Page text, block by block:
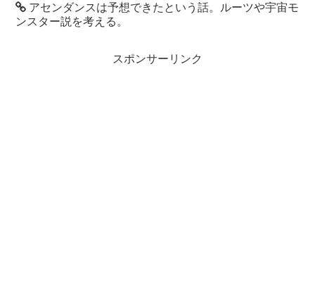
アセンダンスは予想できたという話。ルーツや宇宙モ
ンスター説を考える。
スポンサーリンク